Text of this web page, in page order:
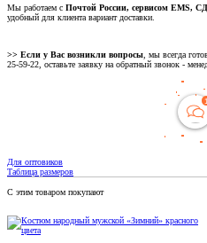
Мы работаем с Почтой России, сервисом EMS,
удобный для клиента вариант доставки.
>> Если у Вас возникли вопросы, мы всегда
25-59-22, оставьте заявку на обратный звонок -
Для оптовиков
Таблица размеров
С этим товаром покупают